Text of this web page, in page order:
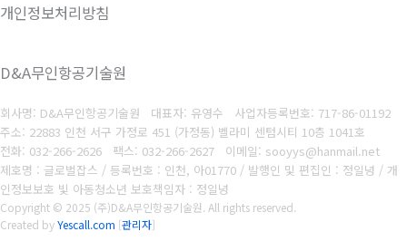
개인정보처리방침
D&A무인항공기술원
회사명: D&A무인항공기술원 대표자: 유영수 사업자등록번호: 717-86-01192
주소: 22883 인천 서구 가정로 451 (가정동) 벨라미 센텀시티 10층 1041호
전화: 032-266-2626
팩스: 032-266-2627
이메일: sooyys@hanmail.net
제호명 : 글로벌잡스 / 등록번호 : 인천, 아01770 / 발행인 및 편집인 : 정일녕 / 개
인정보보호 빛 아동청소년 보호책임자 : 정일녕
Copyright © 2025 (주)D&A무인항공기술원. All rights reserved.
Created byYescall.com [관리자]